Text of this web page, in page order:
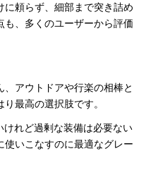
頼らず、細部まで突き詰め
、多くのユーザーから評価
アウトドアや行楽の相棒と
最高の選択肢です。
れど過剰な装備は必要ない
使いこなすのに最適なグレー